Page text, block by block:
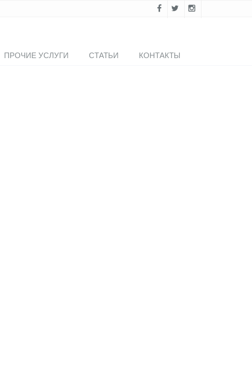
ПРОЧИЕ УСЛУГИ СТАТЬИ КОНТАКТЫ